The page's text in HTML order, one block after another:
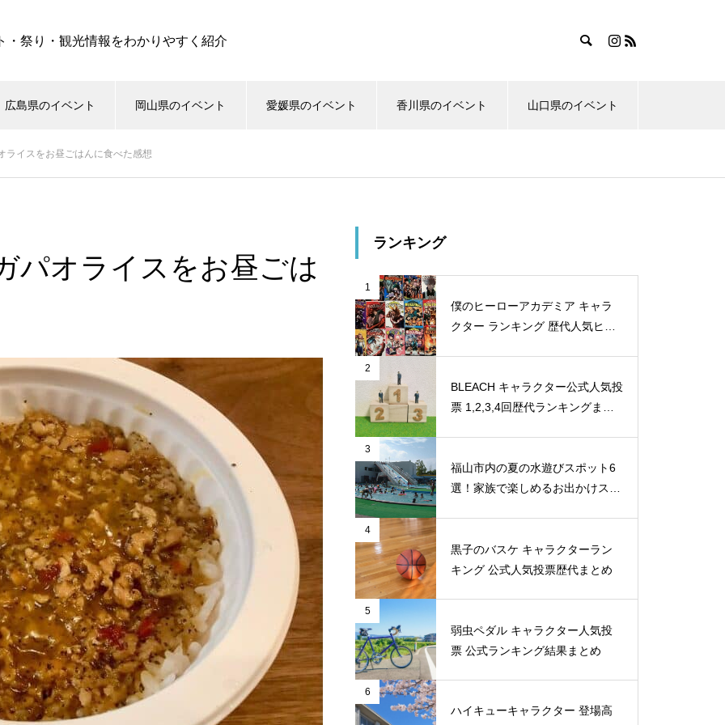
・祭り・観光情報をわかりやすく紹介
広島県のイベント 岡山県のイベント 愛媛県のイベント 香川県のイベント 山口県のイベント
ライスをお昼ごはんに食べた感想
パオライスをお昼ごは
ランキング
1
僕のヒーローアカデミア キャラ
クター ランキング 歴代人気ヒー
2
BLEACH キャラクター公式人気投
票 1,2,3,4回歴代ランキングまと
3
福山市内の夏の水遊びスポット6
選！家族で楽しめるお出かけスポ
4
黒子のバスケ キャラクターラン
キング 公式人気投票歴代まとめ
5
弱虫ペダル キャラクター人気投
票 公式ランキング結果まとめ
6
ハイキューキャラクター 登場高